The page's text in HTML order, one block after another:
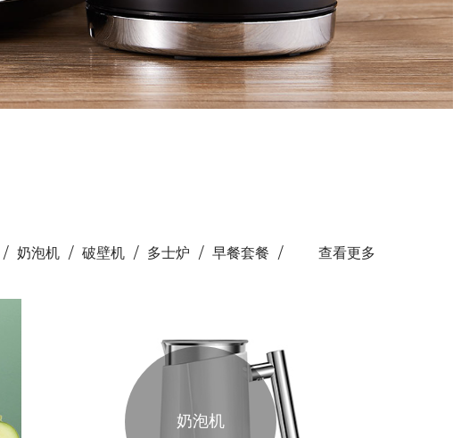
奶泡机 破壁机 多士炉 早餐套餐 查看更多
奶泡机